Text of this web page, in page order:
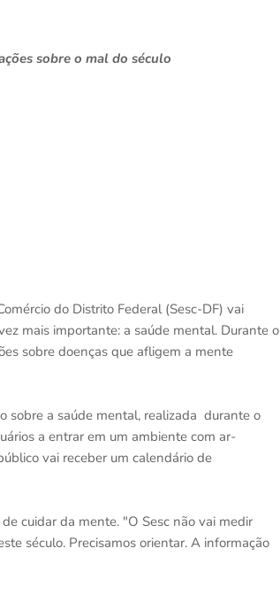
sobre o mal do século
do Distrito Federal (Sesc-DF) vai
mais importante: a saúde mental. Durante o
sobre doenças que afligem a mente
sobre a saúde mental, realizada durante o
a entrar em um ambiente com ar-
vai receber um calendário de
cuidar da mente. "O Sesc não vai medir
século. Precisamos orientar. A informação